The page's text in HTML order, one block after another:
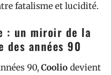
fatalisme et lucidité.
: un miroir de la
des années 90
90,Coolio devient